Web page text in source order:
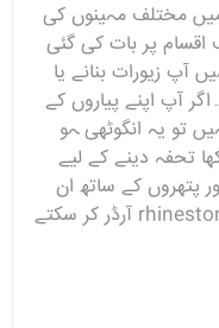
مختلف مہینوں کی
پر بات کی گئی
آپ زیورات بنانے یا
آپ اپنے پیاروں کے
تو یہ انگوٹھی ہو
تحفہ دینے کے لیے
پتھروں کے ساتھ ان
کی پیدائش کے مہینے سے متعلق rhinestones آرڈر کر سکتے